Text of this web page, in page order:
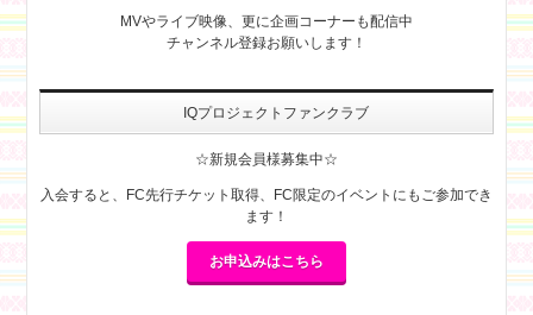
MVやライブ映像、更に企画コーナーも配信中
チャンネル登録お願いします！
IQプロジェクトファンクラブ
☆新規会員様募集中☆
入会すると、FC先行チケット取得、FC限定のイベントにもご参加でき
ます！
お申込みはこちら